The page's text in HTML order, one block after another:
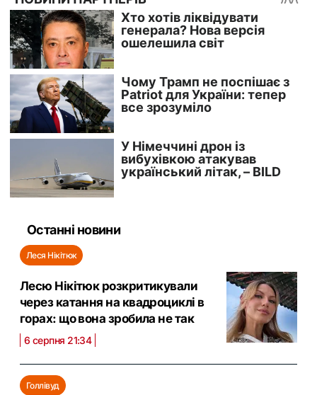
Останні новини
Леся Нікітюк
Лесю Нікітюк розкритикували
через катання на квадроциклі в
горах: що вона зробила не так
6 серпня 21:34
Голлівуд